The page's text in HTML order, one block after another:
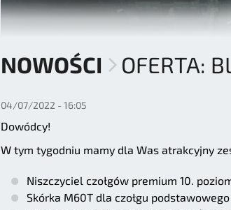
NOWOŚCI OFERTA:
04/07/2022 - 16:05
Dowódcy!
W tym tygodniu mamy dla Was atrakcyjny
Niszczyciel czołgów premium 10.
Skórka M60T dla czołgu